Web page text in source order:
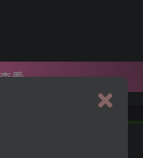
看